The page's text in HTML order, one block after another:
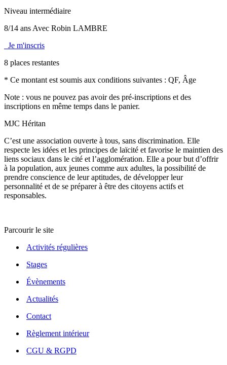
Niveau intermédiaire
8/14 ans Avec Robin LAMBRE
Je m'inscris
8 places restantes
* Ce montant est soumis aux conditions suivantes : QF, Âge
Note : vous ne pouvez pas avoir des pré-inscriptions et des
inscriptions en même temps dans le panier.
MJC Héritan
C’est une association ouverte à tous, sans discrimination. Elle
respecte les idées et les principes de laïcité et favorise le maintien des
liens sociaux dans le cité et l’agglomération. Elle a pour but d’offrir
à la population, aux jeunes comme aux adultes, la possibilité de
prendre conscience de leur aptitudes, de développer leur
personnalité et de se préparer à être des citoyens actifs et
responsables.
Parcourir le site
Activités régulières
Stages
Évènements
Actualités
Contact
Règlement intérieur
CGU & RGPD